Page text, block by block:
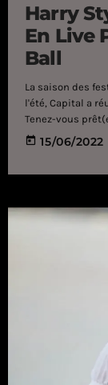
Harry
En Live
Ball
La saison des
l'été, Capital a
Tenez-vous
festivals. Alors
festivals tels
today 15/06/2022